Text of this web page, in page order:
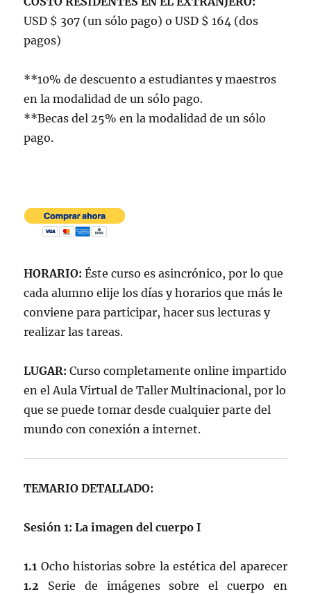
USD $ 307 (un sólo pago) o USD $ 164 (dos
pagos)
**10% de descuento a estudiantes y maestros
en la modalidad de un sólo pago.
**Becas del 25% en la modalidad de un sólo
pago.
HORARIO: Éste curso es asincrónico, por lo que
cada alumno elije los días y horarios que más le
conviene para participar, hacer sus lecturas y
realizar las tareas.
LUGAR: Curso completamente online impartido
en el Aula Virtual de Taller Multinacional, por lo
que se puede tomar desde cualquier parte del
mundo con conexión a internet.
TEMARIO DETALLADO:
Sesión 1: La imagen del cuerpo I
1.1 Ocho historias sobre la estética del aparecer
1.2 Serie de imágenes sobre el cuerpo en